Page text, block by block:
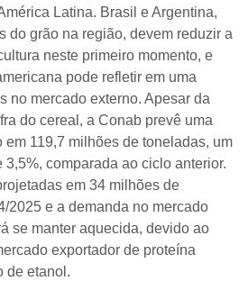
Latina. Brasil e Argentina,
do grão na região, devem reduzir a
neste primeiro momento, e
pode refletir em uma
no mercado externo. Apesar da
do cereal, a Conab prevê uma
em 119,7 milhões de toneladas, um
comparada ao ciclo anterior.
em 34 milhões de
2025 e a demanda no mercado
se manter aquecida, devido ao
exportador de proteína
de etanol.